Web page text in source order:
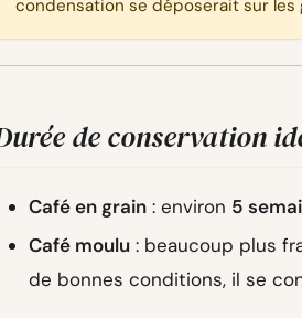
condensation se déposerait sur
de conservation
Café en grain : environ 5
Café moulu : beaucoup plus
de bonnes conditions, il se